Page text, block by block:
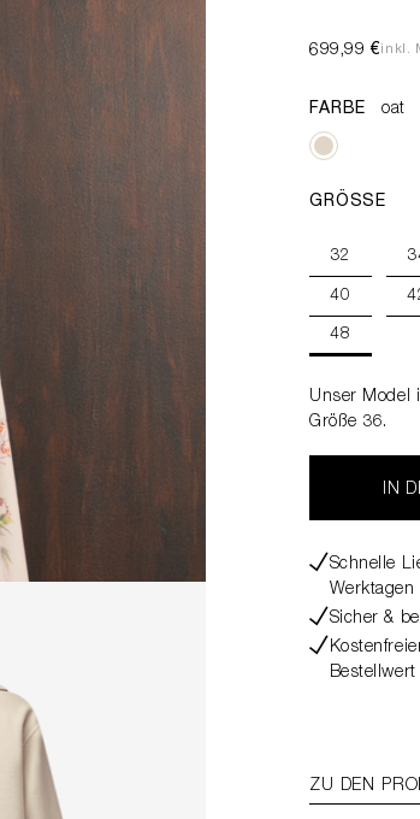
699,99 €inkl.
FARBE oat
GRÖSSE
32
40
48
Unser Model
Größe 36.
IN
Schnelle
Werktagen
Sicher &
Bestellwert
ZU DEN